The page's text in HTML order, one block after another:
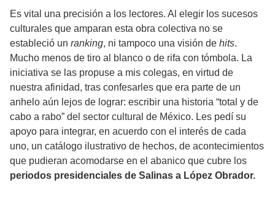
Es vital una precisión a los lectores. Al elegir los sucesos
culturales que amparan esta obra colectiva no se
estableció un ranking, ni tampoco una visión de hits.
Mucho menos de tiro al blanco o de rifa con tómbola. La
iniciativa se las propuse a mis colegas, en virtud de
nuestra afinidad, tras confesarles que era parte de un
anhelo aún lejos de lograr: escribir una historia “total y de
cabo a rabo” del sector cultural de México. Les pedí su
apoyo para integrar, en acuerdo con el interés de cada
uno, un catálogo ilustrativo de hechos, de acontecimientos
que pudieran acomodarse en el abanico que cubre los
periodos presidenciales de Salinas a López Obrador.